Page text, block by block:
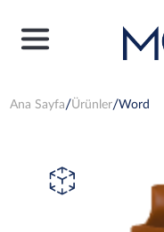
Ana Sayfa Ürünler Word